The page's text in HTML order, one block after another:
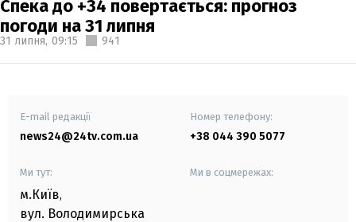
Спека до +34 повертається: прогноз
погоди на 31 липня
31 липня, 09:15 941
E-mail редакції
news24@24tv.com.ua
Номер телефону:
+38 044 390 5077
Ми тут:
м.Київ,
вул. Володимирська
Ми в соцмережах: